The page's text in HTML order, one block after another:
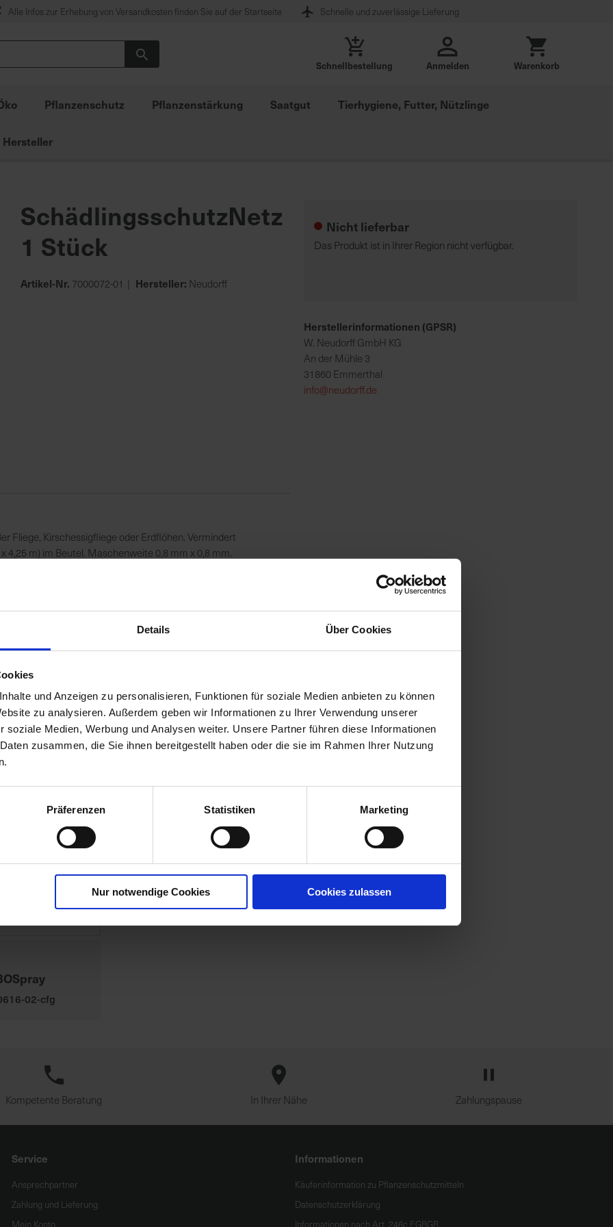
Details Über Cookies
und Anzeigen zu personalisieren, Funktionen für soziale Medien anbieten zu können
zu analysieren. Außerdem geben wir Informationen zu Ihrer Verwendung unserer
soziale Medien, Werbung und Analysen weiter. Unsere Partner führen diese Informationen
zusammen, die Sie ihnen bereitgestellt haben oder die sie im Rahmen Ihrer Nutzung
Präferenzen Statistiken Marketing
Nur notwendige Cookies Cookies zulassen
Alle Infos zur Erhebung von Versandkosten finden Sie auf der Startseite Schnelle und zuverlässige Lieferung
Schnellbestellung Anmelden Warenkorb
Pflanzenschutz Pflanzenstärkung Saatgut Tierhygiene, Futter, Nützlinge
Hersteller
SchädlingsschutzNetz
1 Stück
Artikel-Nr. 7000072-01 Hersteller: Neudorff
Fliege, Kirschessigfliege oder Erdflöhen. Vermindert
4,25 m) im Beutel. Maschenweite 0,8 mm x 0,8 mm.
UVP 23,49 €
4005240007358
MHD Relevant Nein
Variante
02-cfg
Nicht lieferbar
Das Produkt ist in Ihrer Region nicht verfügbar.
Herstellerinformationen (GPSR)
W. Neudorff GmbH KG
An der Mühle 3
31860 Emmerthal
info@neudorff.de
Kompetente Beratung In Ihrer Nähe Zahlungspause
Service
Ansprechpartner
Zahlung und Lieferung
Mein Konto
Informationen
Käuferinformation zu Pflanzenschutzmitteln
Datenschutzerklärung
Informationen nach Art. 246c EGBGB